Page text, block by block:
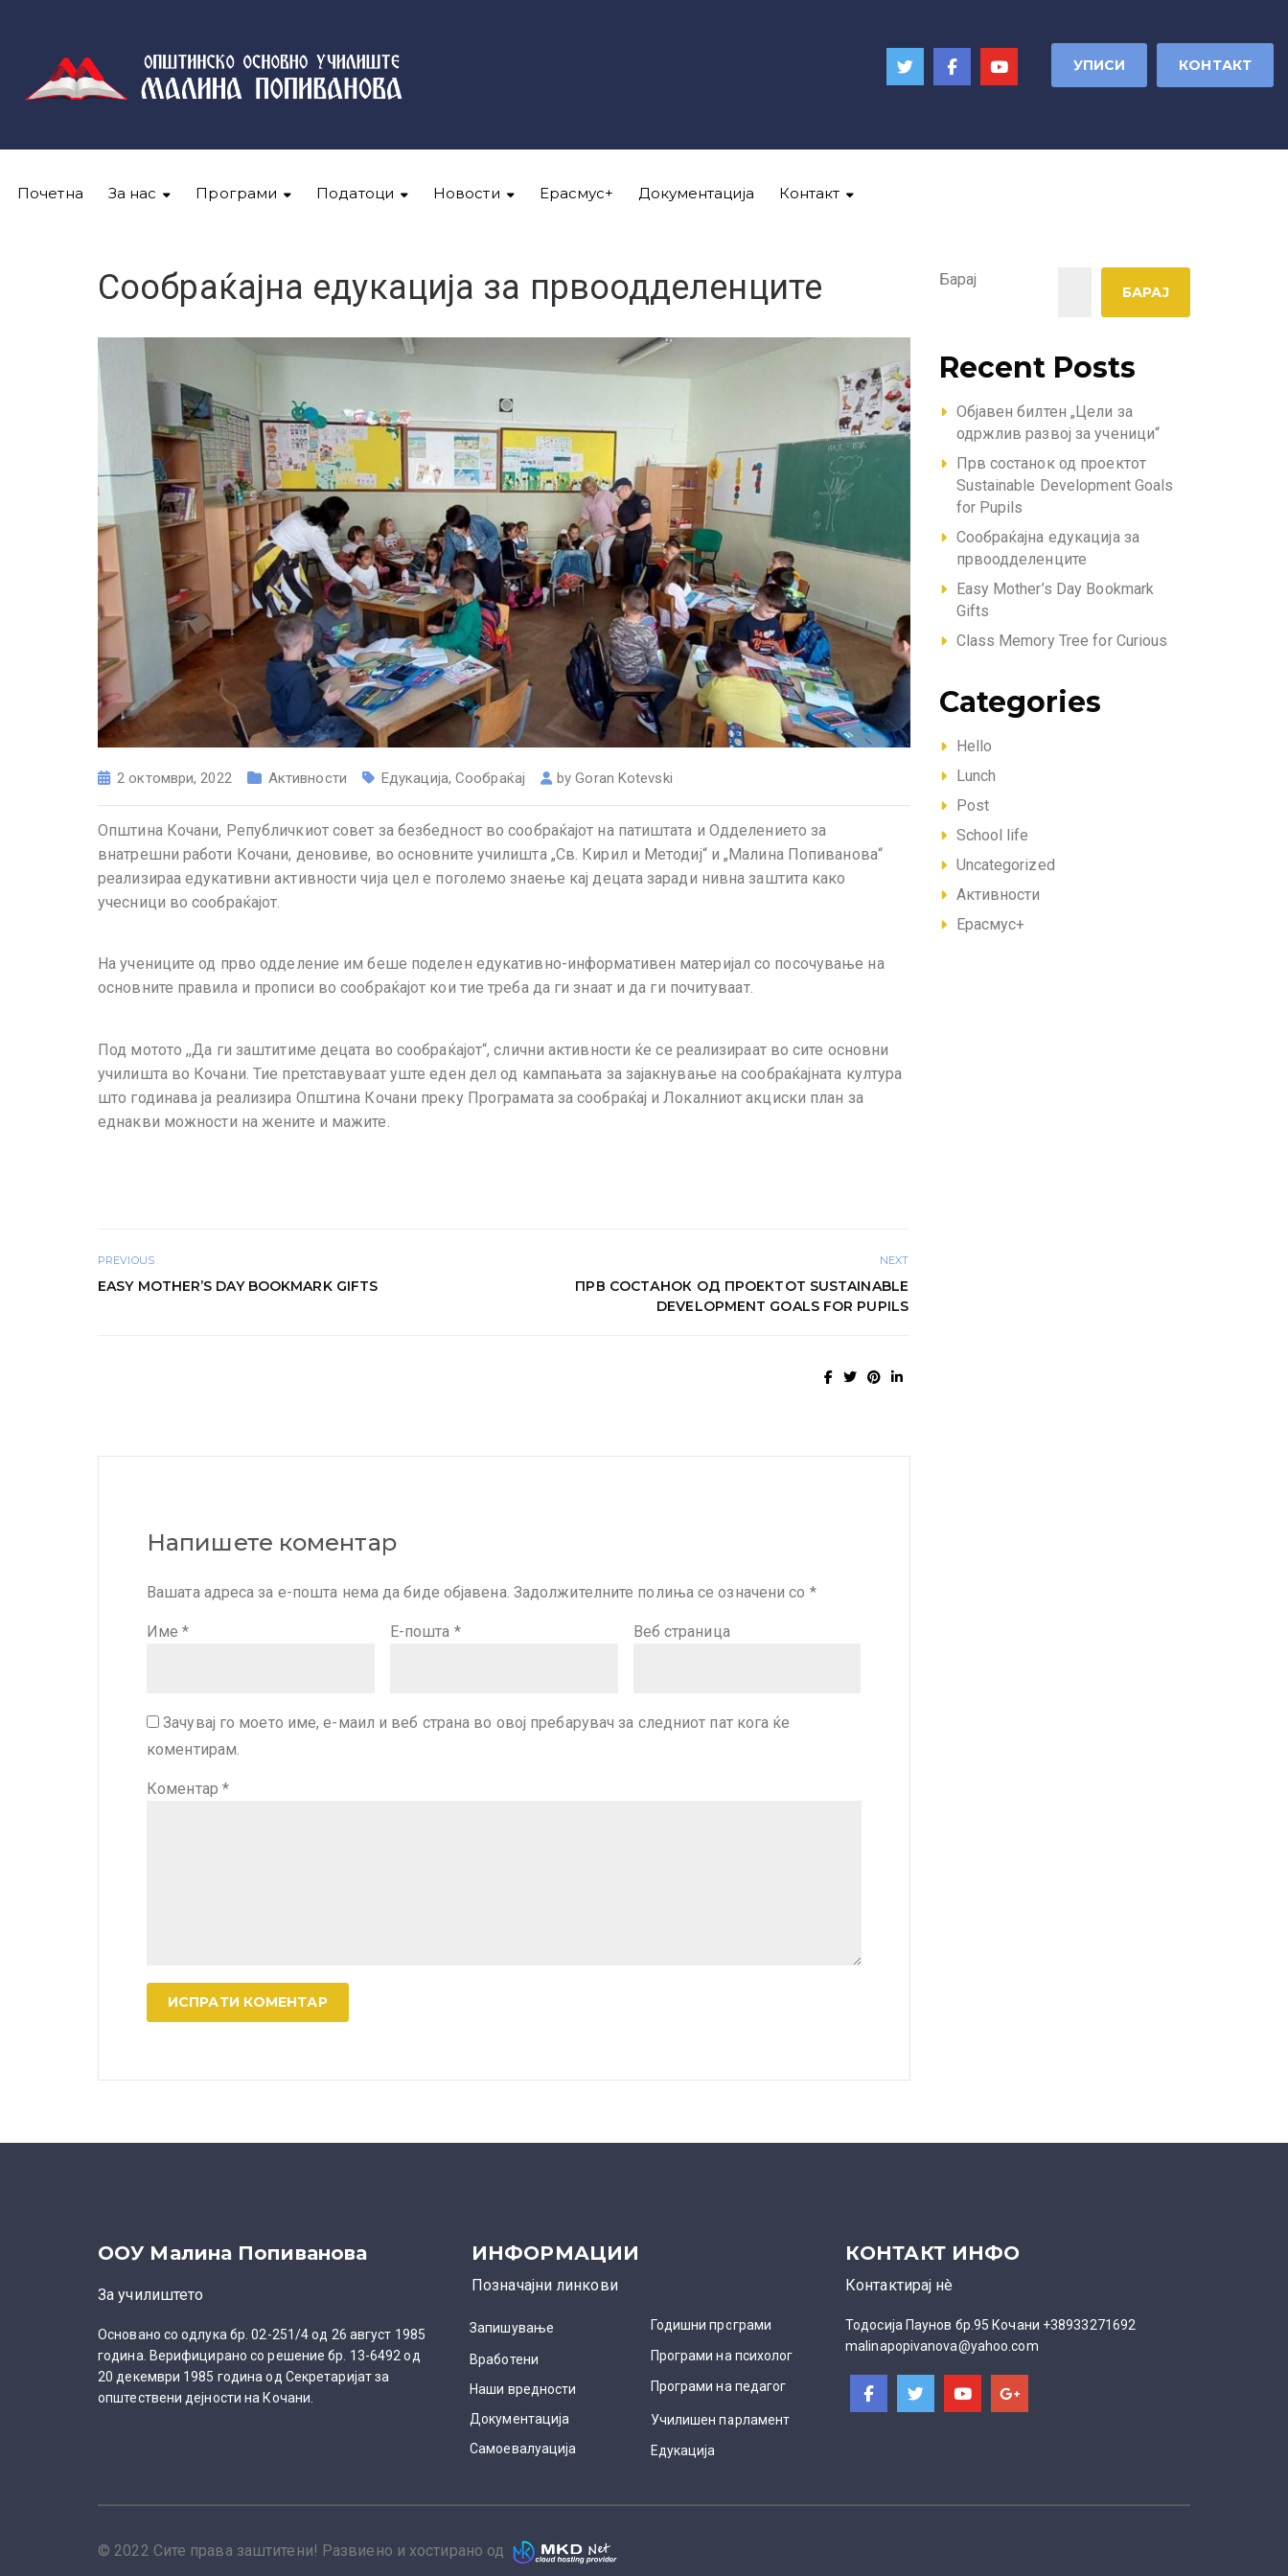
УПИСИ КОНТАКТ
Почетна За нас Програми Податоци Новости Ерасмус+ Документација Контакт
Сообраќајна едукација за првоодделенците
2 октомври, 2022 Активности Едукација,Сообраќај byGoran Kotevski
Општина Кочани, Републичкиот совет за безбедност во сообраќајот на патиштата и Одделението за
внатрешни работи Кочани, деновиве, во основните училишта „Св. Кирил и Методиј“ и „Малина Попиванова“
реализираа едукативни активности чија цел е поголемо знаење кај децата заради нивна заштита како
учесници во сообраќајот.
На учениците од прво одделение им беше поделен едукативно-информативен материјал со посочување на
основните правила и прописи во сообраќајот кои тие треба да ги знаат и да ги почитуваат.
Под мотото ,,Да ги заштитиме децата во сообраќајот“, слични активности ќе се реализираат во сите основни
училишта во Кочани. Тие претставуваат уште еден дел од кампањата за зајакнување на сообраќајната култура
што годинава ја реализира Општина Кочани преку Програмата за сообраќај и Локалниот акциски план за
еднакви можности на жените и мажите.
PREVIOUS
EASY MOTHER’S DAY BOOKMARK GIFTS
NEXT
ПРВ СОСТАНОК ОД ПРОЕКТОТ SUSTAINABLE
DEVELOPMENT GOALS FOR PUPILS
Напишете коментар
Вашата адреса за е-пошта нема да биде објавена. Задолжителните полиња се означени со *
Име* Е-пошта * Веб страница
Зачувај го моето име, е-маил и веб страна во овој пребарувач за следниот пат кога ќе
коментирам.
Коментар *
r
v
Барај
БАРАЈ
Recent Posts
Објавен билтен „Цели за
одржлив развој за ученици“
Прв состанок од проектот
Sustainable Development Goals
for Pupils
Сообраќајна едукација за
првоодделенците
Easy Mother’s Day Bookmark
Gifts
Class Memory Tree for Curious
Categories
Hello
Lunch
Post
School life
Uncategorized
Активности
Ерасмус+
ООУ Малина Попиванова
За училиштето
Основано со одлука бр. 02-251/4 од 26 август 1985
година. Верифицирано со решение бр. 13-6492 од
20 декември 1985 година од Секретаријат за
општествени дејности на Кочани.
ИНФОРМАЦИИ
Позначајни линкови
Запишување
Вработени
Наши вредности
Документација
Самоевалуација
Годишни програми
Програми на психолог
Програми на педагог
Училишен парламент
Едукација
КОНТАКТ ИНФО
Контактирај нè
Тодосија Паунов бр.95 Кочани +38933271692
malinapopivanova@yahoo.com
© 2022 Сите права заштитени! Развиено и хостирано од